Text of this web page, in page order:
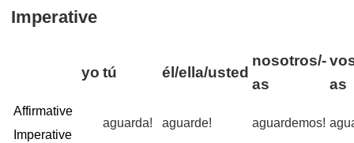
Imperative
yo tú él/ella/usted
nosotros/-
as
as
Affirmative
Imperative
aguarda! aguarde! aguardemos!